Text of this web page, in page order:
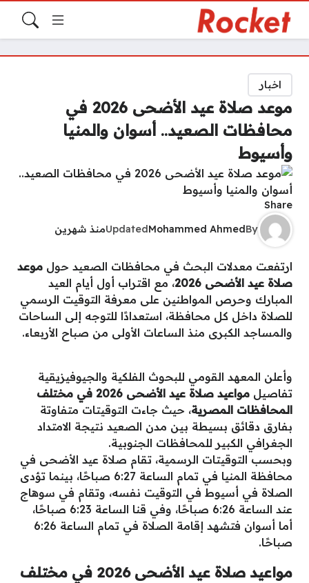
اخبار
موعد صلاة عيد الأضحى 2026 في
محافظات الصعيد.. أسوان والمنيا
وأسيوط
Share
By
Mohammed Ahmed
Updatedمنذ شهرين
ارتفعت معدلات البحث في محافظات الصعيد حول موعد
صلاة عيد الأضحى 2026
، مع اقتراب أول أيام العيد
المبارك وحرص المواطنين على معرفة التوقيت الرسمي
للصلاة داخل كل محافظة، استعدادًا للتوجه إلى الساحات
والمساجد الكبرى منذ الساعات الأولى من صباح الأربعاء.
وأعلن المعهد القومي للبحوث الفلكية والجيوفيزيقية
تفاصيل
مواعيد صلاة عيد الأضحى 2026 في مختلف
المحافظات المصرية، حيث جاءت التوقيتات متفاوتة
بفارق دقائق بسيطة بين مدن الصعيد نتيجة الامتداد
الجغرافي الكبير للمحافظات الجنوبية.
وبحسب التوقيتات الرسمية، تقام صلاة عيد الأضحى في
محافظة المنيا في تمام الساعة 6:27 صباحًا، بينما تؤدى
الصلاة في أسيوط في التوقيت نفسه، وتقام في سوهاج
عند الساعة 6:26 صباحًا، وفي قنا الساعة 6:23 صباحًا،
أما أسوان فتشهد إقامة الصلاة في تمام الساعة 6:26
صباحًا.
مواعيد صلاة عيد الأضحى 2026 في مختلف